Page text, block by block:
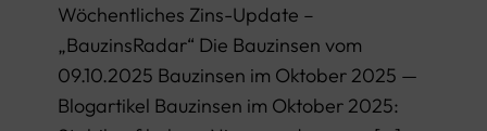
Wöchentliches Zins-Update –
„BauzinsRadar“ Die Bauzinsen vom
09.10.2025 Bauzinsen im Oktober 2025 —
Blogartikel Bauzinsen im Oktober 2025: